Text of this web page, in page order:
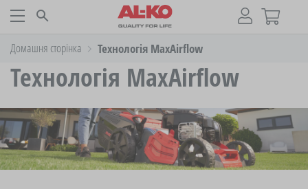
Домашня сторінка Технологія MaxAirflow
Технологія MaxAirflow